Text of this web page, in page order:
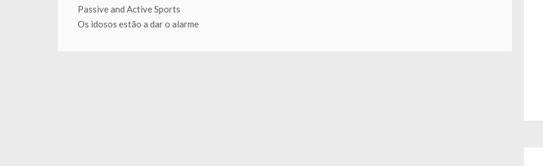
Beitragsnavigation
Passive and Active Sports
Os idosos estão a dar o alarme